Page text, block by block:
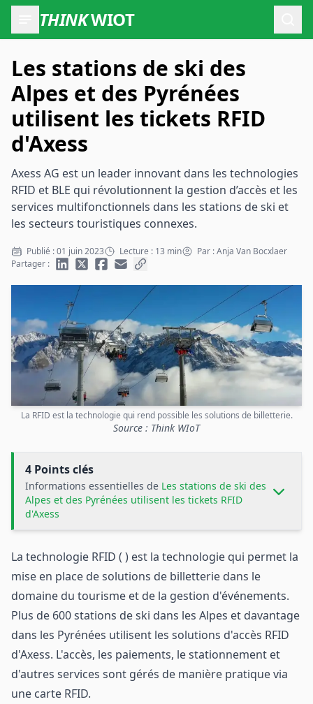
THINKWIOT
Les stations de ski des
Alpes et des Pyrénées
utilisent les tickets RFID
d'Axess
Axess AG est un leader innovant dans les technologies
RFID et BLE qui révolutionnent la gestion d’accès et les
services multifonctionnels dans les stations de ski et
les secteurs touristiques connexes.
Publié : 01 juin 2023 Lecture : 13 min
Par : Anja Van Bocxlaer
Partager :
La RFID est la technologie qui rend possible les solutions de billetterie.
Source : Think WIoT
4 Points clés
Informations essentielles de Les stations de ski des
Alpes et des Pyrénées utilisent les tickets RFID
d'Axess
La technologie RFID ( ) est la technologie qui permet la
mise en place de solutions de billetterie dans le
domaine du tourisme et de la gestion d'événements.
Plus de 600 stations de ski dans les Alpes et davantage
dans les Pyrénées utilisent les solutions d'accès RFID
d'Axess. L'accès, les paiements, le stationnement et
d'autres services sont gérés de manière pratique via
une carte RFID.